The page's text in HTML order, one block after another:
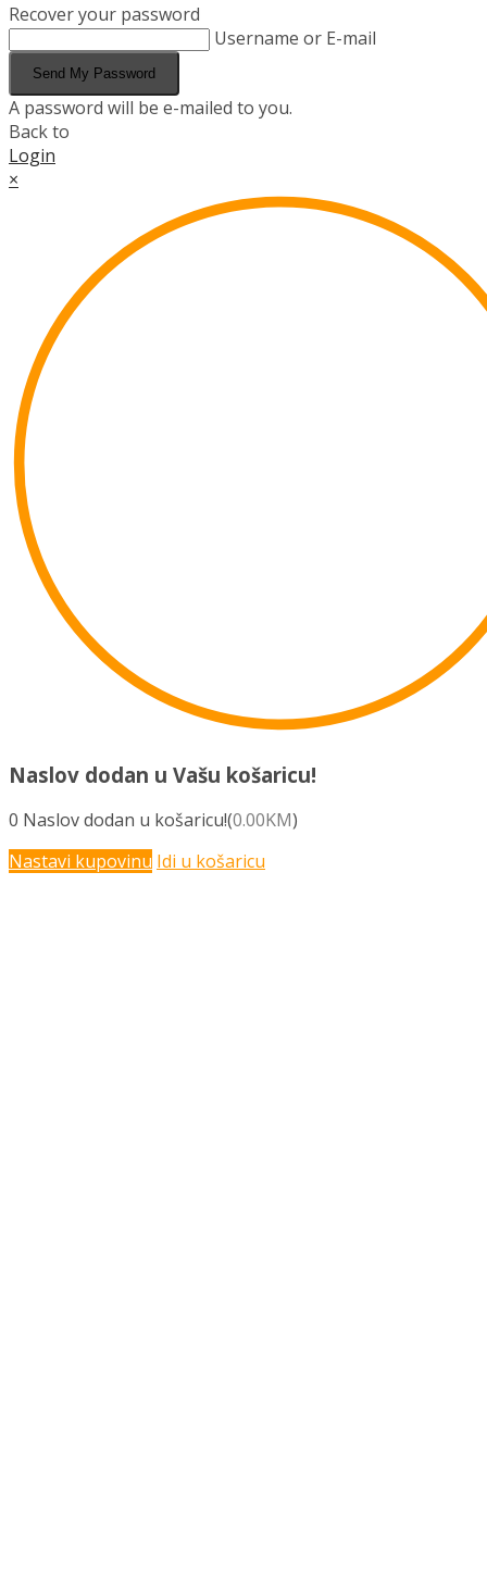
Recover your password
Username or E-mail
Send My Password
A password will be e-mailed to you.
Back to
Login
×
Naslov dodan u Vašu košaricu!
0 Naslov dodan u košaricu!(0.00KM)
Nastavi kupovinu Idi u košaricu